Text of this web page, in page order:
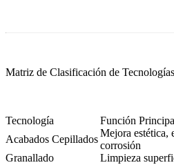
Matriz de Clasificación de
Tecnología Función
Acabados Cepillados
Mejora estética,
corrosión
Granallado
Limpieza